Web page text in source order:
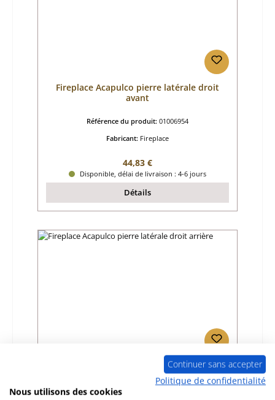
Fireplace Acapulco pierre latérale droit
avant
Référence du produit: 01006954
Fabricant: Fireplace
Prix régulier :
44,83 €
Disponible, délai de livraison : 4-6 jours
Détails
Fireplace Acapulco pierre latérale droit
Continuer sans accepter
Politique de confidentialité
Nous utilisons des cookies